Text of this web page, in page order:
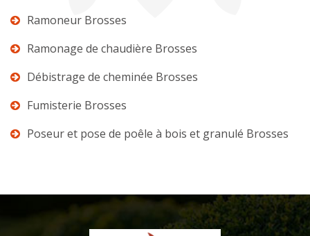
Ramoneur Brosses
Ramonage de chaudière Brosses
Débistrage de cheminée Brosses
Fumisterie Brosses
Poseur et pose de poêle à bois et granulé Brosses